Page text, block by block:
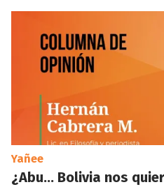
Yañee
¿Abu… Bolivia nos